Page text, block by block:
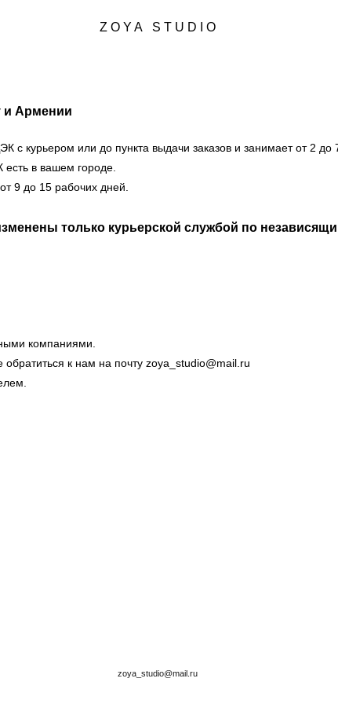
Z O Y A S T U D I O
Z O Y A S T U D I O
и Армении
с курьером или до пункта выдачи заказов и занимает от 2 до
есть в вашем городе.
9 до 15 рабочих дней.
только курьерской службой по
компаниями.
к нам на почту zoya_studio@mail.ru
zoya_studio@mail.ru